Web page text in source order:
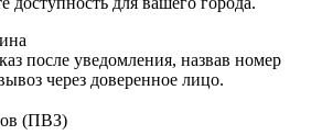
после уведомления, назвав номер
через доверенное лицо.
(ПВЗ)